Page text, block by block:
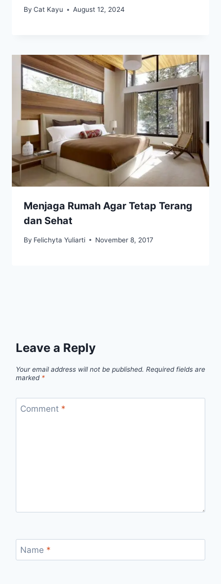
By Cat Kayu August 12, 2024
Menjaga Rumah Agar Tetap Terang
dan Sehat
By Felichyta Yuliarti November 8, 2017
Leave a Reply
Your email address will not be published. Required fields are
marked *
Comment *
Name *